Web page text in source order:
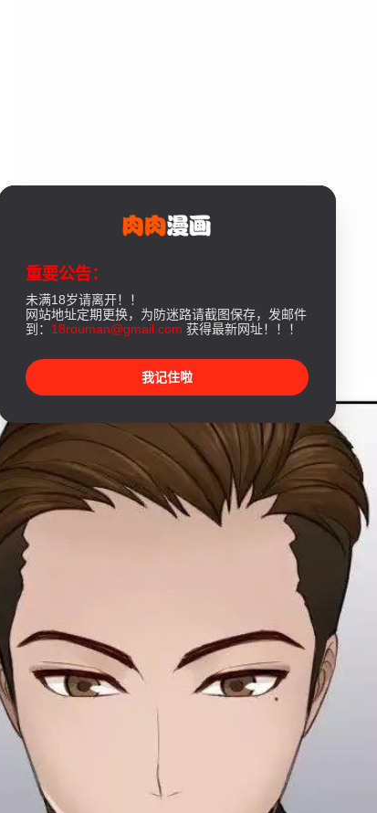
重要公告：
未满18岁请离开！！
网站地址定期更换，为防迷路请截图保存，发邮件
到： 18rouman@gmail.com 获得最新网址！！！
我记住啦